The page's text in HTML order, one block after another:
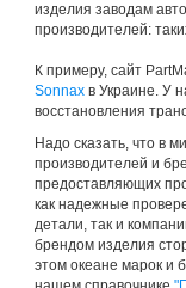
изделия заводам
производителей:
К примеру, сайт
Sonnax в Украине. У
восстановления
Надо сказать, что в
производителей и
предоставляющих
как надежные
детали, так и
брендом изделия
этом океане марок и